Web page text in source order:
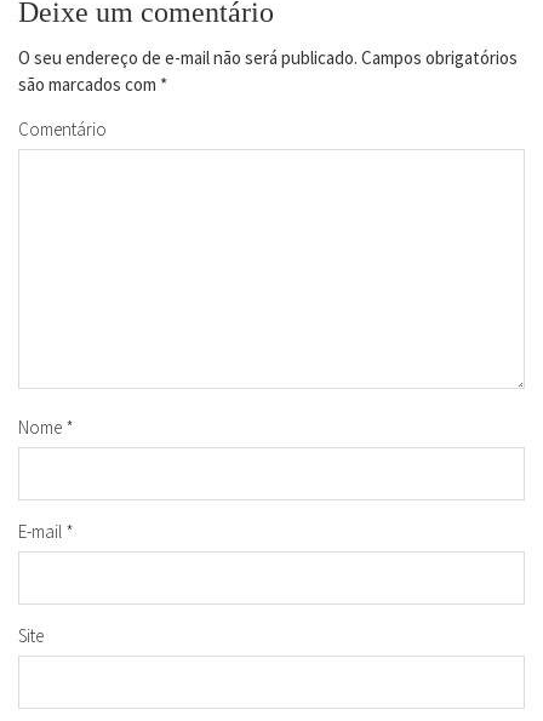
Deixe um comentário
O seu endereço de e-mail não será publicado. Campos obrigatórios
são marcados com *
Comentário
Nome *
E-mail *
Site